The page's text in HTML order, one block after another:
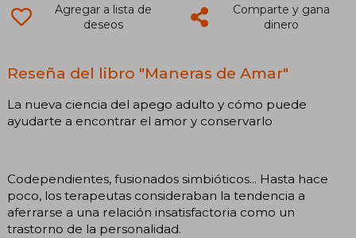
Agregar a lista de
deseos
Comparte y gana
dinero
Reseña del libro "Maneras de Amar"
La nueva ciencia del apego adulto y cómo puede
ayudarte a encontrar el amor y conservarlo
Codependientes, fusionados simbióticos... Hasta hace
poco, los terapeutas consideraban la tendencia a
aferrarse a una relación insatisfactoria como un
trastorno de la personalidad.